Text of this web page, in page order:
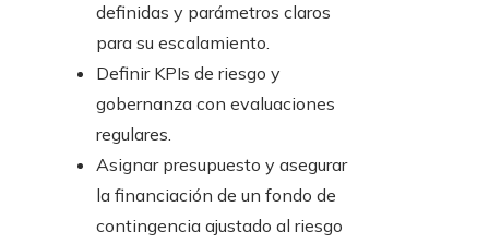
definidas y parámetros claros
para su escalamiento.
Definir KPIs de riesgo y
gobernanza con evaluaciones
regulares.
Asignar presupuesto y asegurar
la financiación de un fondo de
contingencia ajustado al riesgo